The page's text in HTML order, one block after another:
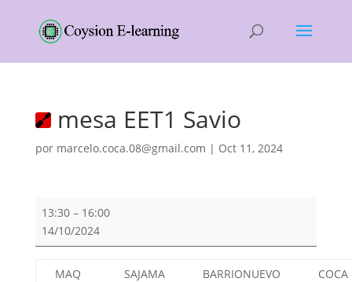
mesa EET1 Savio
por marcelo.coca.08@gmail.com | Oct 11, 2024
mesa
EET1
13:30 – 16:00
14/10/2024
MAQ
SAJAMA
BARRIONUEVO
COCA